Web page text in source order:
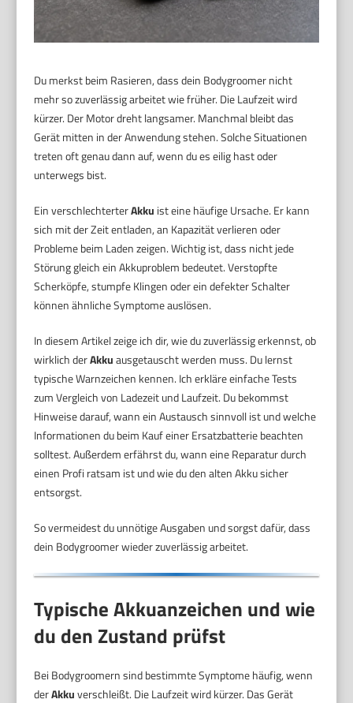
Du merkst beim Rasieren, dass dein Bodygroomer nicht
mehr so zuverlässig arbeitet wie früher. Die Laufzeit wird
kürzer. Der Motor dreht langsamer. Manchmal bleibt das
Gerät mitten in der Anwendung stehen. Solche Situationen
treten oft genau dann auf, wenn du es eilig hast oder
unterwegs bist.
Ein verschlechterterAkku ist eine häufige Ursache. Er kann
sich mit der Zeit entladen, an Kapazität verlieren oder
Probleme beim Laden zeigen. Wichtig ist, dass nicht jede
Störung gleich ein Akkuproblem bedeutet. Verstopfte
Scherköpfe, stumpfe Klingen oder ein defekter Schalter
können ähnliche Symptome auslösen.
In diesem Artikel zeige ich dir, wie du zuverlässig erkennst, ob
wirklich derAkkuausgetauscht werden muss. Du lernst
typische Warnzeichen kennen. Ich erkläre einfache Tests
zum Vergleich von Ladezeit und Laufzeit. Du bekommst
Hinweise darauf, wann ein Austausch sinnvoll ist und welche
Informationen du beim Kauf einer Ersatzbatterie beachten
solltest. Außerdem erfährst du, wann eine Reparatur durch
einen Profi ratsam ist und wie du den alten Akku sicher
entsorgst.
So vermeidest du unnötige Ausgaben und sorgst dafür, dass
dein Bodygroomer wieder zuverlässig arbeitet.
Typische Akkuanzeichen und wie
du den Zustand prüfst
Bei Bodygroomern sind bestimmte Symptome häufig, wenn
derAkkuverschleißt. Die Laufzeit wird kürzer. Das Gerät